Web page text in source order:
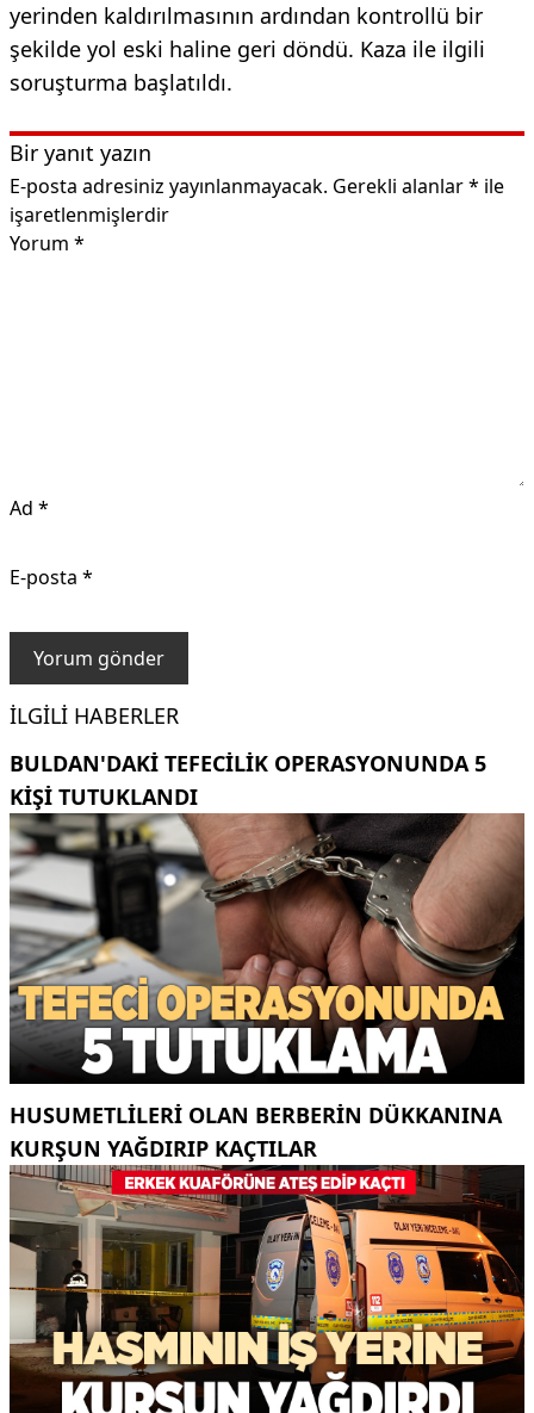
yerinden kaldırılmasının ardından kontrollü bir
şekilde yol eski haline geri döndü. Kaza ile ilgili
soruşturma başlatıldı.
Bir yanıt yazın
E-posta adresiniz yayınlanmayacak. Gerekli alanlar* ile
işaretlenmişlerdir
Yorum *
Ad *
E-posta *
İLGILI HABERLER
BULDAN'DAKI TEFECILIK OPERASYONUNDA 5
KIŞI TUTUKLANDI
HUSUMETLILERI OLAN BERBERIN DÜKKANINA
KURŞUN YAĞDIRIP KAÇTILAR